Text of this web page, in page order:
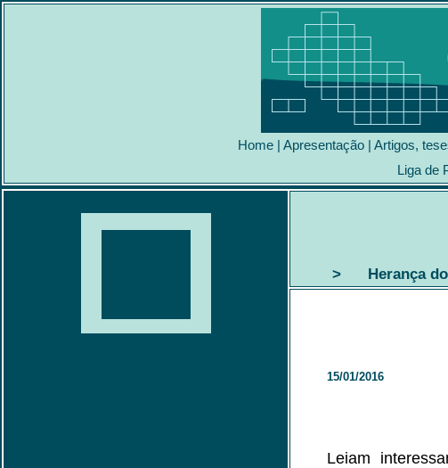
Home | Apresentação | Artigos,
Liga de
> Herança dos
15/01/2016
Leiam